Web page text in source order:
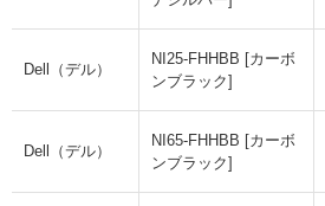
Dell（デル）
NI25-FHHBB [カーボ
ンブラック]
Dell（デル）
NI65-FHHBB [カーボ
ンブラック]